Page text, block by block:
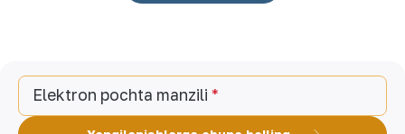
Elektron pochta manzili